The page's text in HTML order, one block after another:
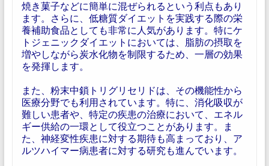
焼き菓子などに簡単に混ぜられるという利点もあり
ます。さらに、低糖質ダイエットを実践する際の栄
養補助食品としても非常に人気があります。特にケ
トジェニックダイエットにおいては、脂肪の摂取を
増やしながら炭水化物を制限するため、一層の効果
を発揮します。
また、粉末中鎖トリグリセリドは、その機能性から
医療分野でも利用されています。特に、消化吸収が
難しい患者や、特定の疾患の治療において、エネル
ギー供給の一環として役立つことがあります。ま
た、神経変性疾患に対する期待も高まっており、ア
ルツハイマー病患者に対する研究も進んでいます。